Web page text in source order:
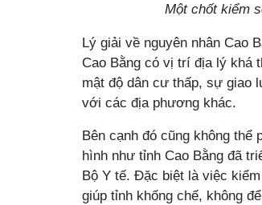
Một chốt kiểm
Lý giải về nguyên nhân Cao
Cao Bằng có vị trí địa lý khá
mật độ dân cư thấp, sự giao
với các địa phương khác.
Bên cạnh đó cũng không thể
hình như tỉnh Cao Bằng đã
Bộ Y tế. Đặc biệt là việc
giúp tỉnh khống chế, không